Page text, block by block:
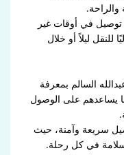
في أوقات غير
للنقل ليلاً أو خلال
السالم بمعرفة
يساعدهم على الوصول
سريعة وآمنة، حيث
في كل رحلة.